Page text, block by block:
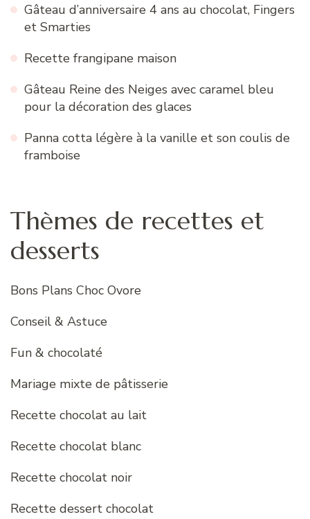
Gâteau d’anniversaire 4 ans au chocolat, Fingers
et Smarties
Recette frangipane maison
Gâteau Reine des Neiges avec caramel bleu
pour la décoration des glaces
Panna cotta légère à la vanille et son coulis de
framboise
Thèmes de recettes et
desserts
Bons Plans Choc Ovore
Conseil & Astuce
Fun & chocolaté
Mariage mixte de pâtisserie
Recette chocolat au lait
Recette chocolat blanc
Recette chocolat noir
Recette dessert chocolat